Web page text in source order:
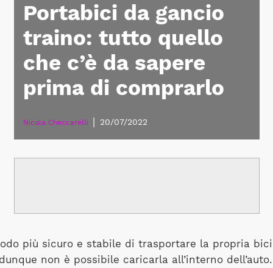
Portabici da gancio
traino: tutto quello
che c’è da sapere
prima di comprarlo
Nicola Checcarelli 20/07/2022
più sicuro e stabile di trasportare la propria
non è possibile caricarla all’interno dell’auto.